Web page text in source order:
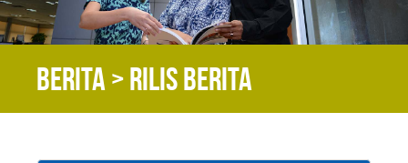
Berita > Rilis berita